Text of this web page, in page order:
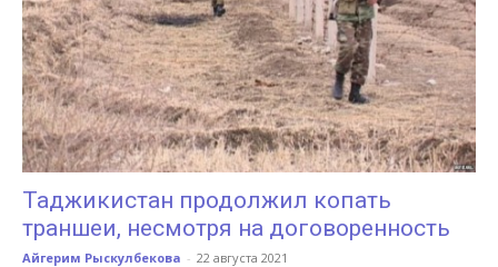
Таджикистан продолжил копать
траншеи, несмотря на договоренность
Айгерим Рыскулбекова - 22 августа 2021